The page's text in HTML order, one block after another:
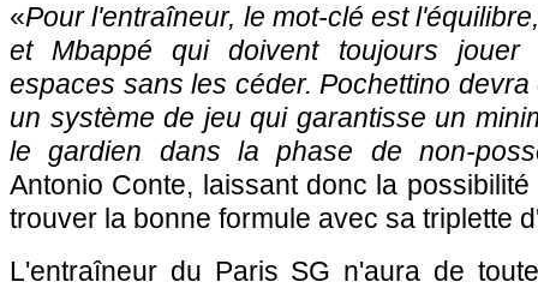
«Pour l'entraîneur, le mot-clé est
et Mbappé qui doivent toujours jouer
espaces sans les céder. Pochettino
un système de jeu qui garantisse un
le gardien dans la phase de non-
Antonio Conte, laissant donc la
trouver la bonne formule avec sa triplette
L'entraîneur du Paris SG n'aura de